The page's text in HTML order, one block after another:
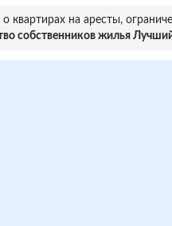
на аресты,
собственников жилья